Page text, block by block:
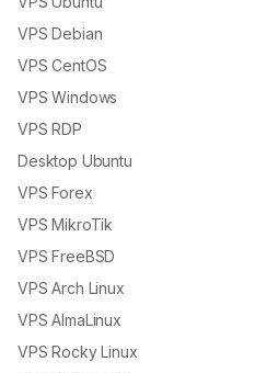
VPS Debian
VPS CentOS
VPS Windows
VPS RDP
Desktop Ubuntu
VPS Forex
VPS MikroTik
VPS FreeBSD
VPS Arch Linux
VPS AlmaLinux
VPS Rocky Linux